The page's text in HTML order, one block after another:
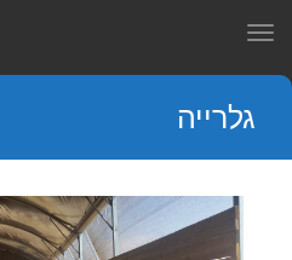
תפריט
גלרייה